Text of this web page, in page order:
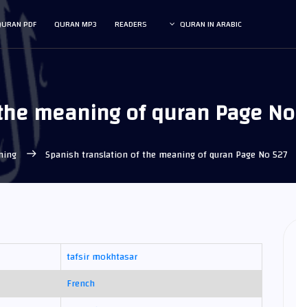
QURAN IN ARABIC
READERS
QURAN MP3
PDF
meaning of quran Page
Spanish translation of the meaning of quran Page No 527
tafsir mokhtasar
French